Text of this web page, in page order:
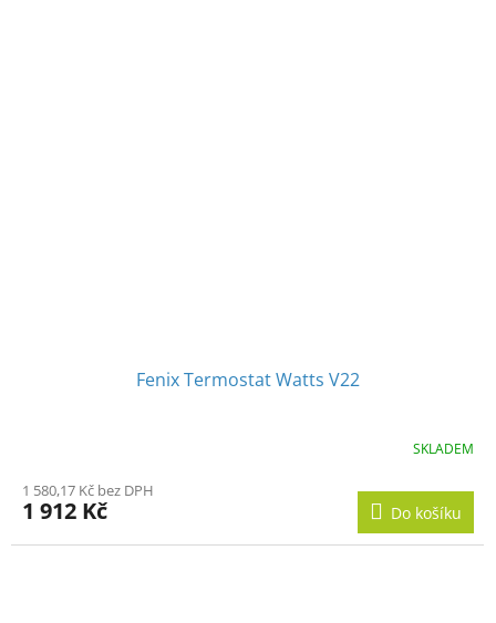
Fenix Termostat Watts V22
SKLADEM
1 580,17 Kč bez DPH
1 912 Kč Do košíku